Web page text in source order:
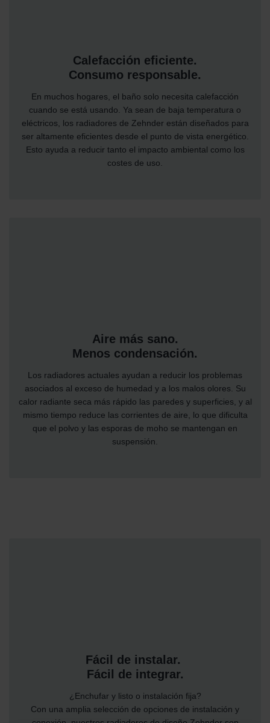
Calefacción eficiente.
Consumo responsable.
En muchos hogares, el baño solo necesita calefacción
cuando se está usando. Ya sean de baja temperatura o
eléctricos, los radiadores de Zehnder están diseñados para
ser altamente eficientes desde el punto de vista energético.
Esto ayuda a reducir tanto el impacto ambiental como los
costes de uso.
Aire más sano.
Menos condensación.
Los radiadores actuales ayudan a reducir los problemas
asociados al exceso de humedad y a los malos olores. Su
calor radiante seca más rápido las paredes y superficies, y al
mismo tiempo reduce las corrientes de aire, lo que dificulta
que el polvo y las esporas de moho se mantengan en
suspensión.
Fácil de instalar.
Fácil de integrar.
¿Enchufar y listo o instalación fija?
Con una amplia selección de opciones de instalación y